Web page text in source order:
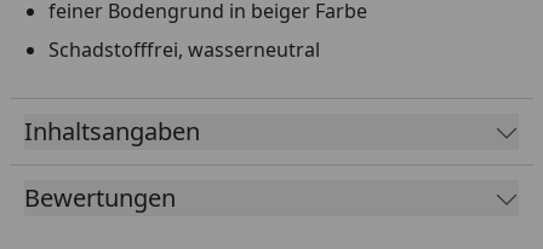
feiner Bodengrund in beiger Farbe
Schadstofffrei, wasserneutral
Inhaltsangaben
Bewertungen